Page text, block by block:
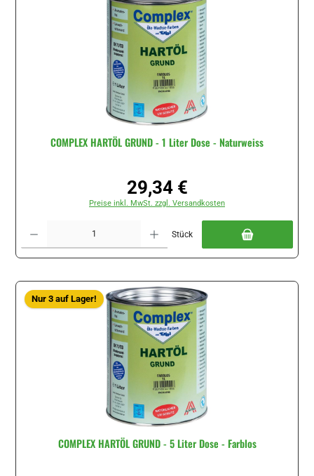
COMPLEX HARTÖL GRUND - 1 Liter Dose - Naturweiss
Regulärer Preis:
29,34 €
Preise inkl. MwSt. zzgl. Versandkosten
Stück
Nur 3 auf Lager!
COMPLEX HARTÖL GRUND - 5 Liter Dose - Farblos